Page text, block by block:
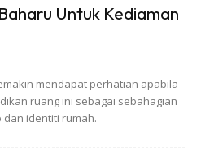
Untuk Kediaman
mendapat perhatian apabila
ruang ini sebagai sebahagian
identiti rumah.